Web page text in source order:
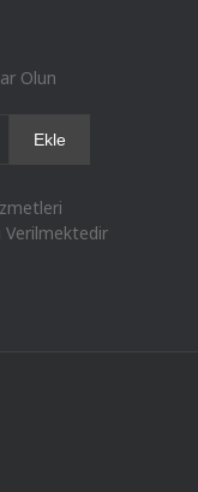
Olun
Verilmektedir